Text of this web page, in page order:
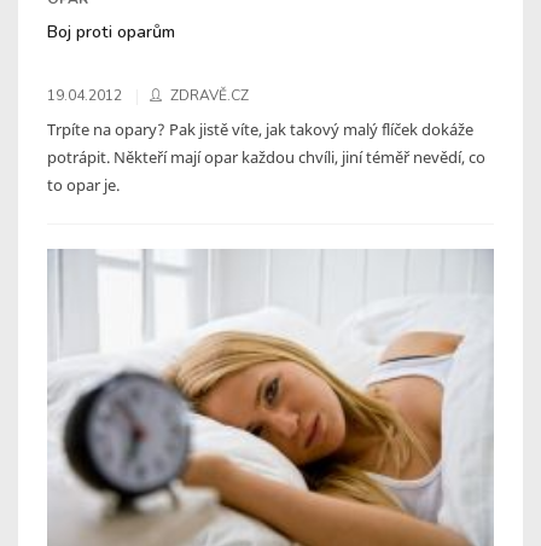
Boj proti oparům
19.04.2012 ZDRAVĚ.CZ
Trpíte na opary? Pak jistě víte, jak takový malý flíček dokáže
potrápit. Někteří mají opar každou chvíli, jiní téměř nevědí, co
to opar je.